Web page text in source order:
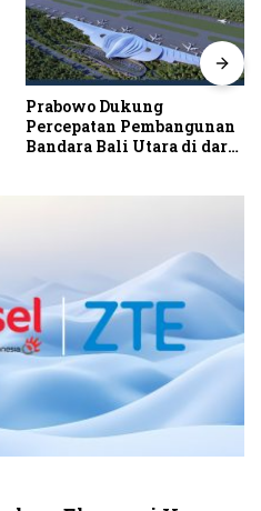
Prabowo Dukung
Percepatan Pembangunan
Bandara Bali Utara di darat